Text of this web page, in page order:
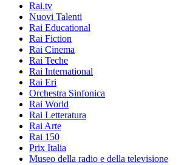
Rai.tv
Nuovi Talenti
Rai Educational
Rai Fiction
Rai Cinema
Rai Teche
Rai International
Rai Eri
Orchestra Sinfonica
Rai World
Rai Letteratura
Rai Arte
Rai 150
Prix Italia
Museo della radio e della televisione